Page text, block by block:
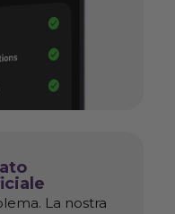
La nostra